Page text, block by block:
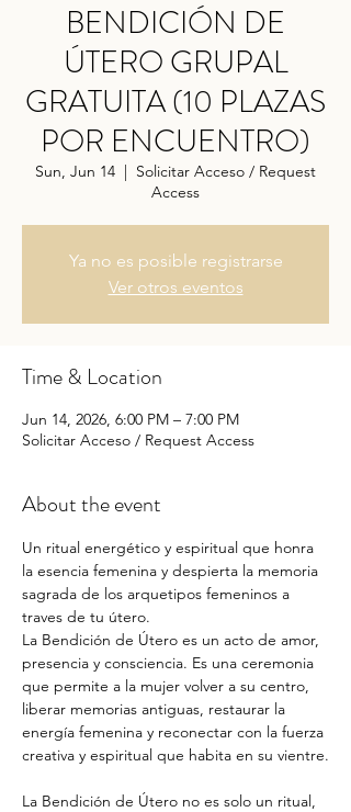
BENDICIÓN DE
ÚTERO GRUPAL
GRATUITA (10 PLAZAS
POR ENCUENTRO)
Sun, Jun 14
  |
Solicitar Acceso / Request
Access
Ya no es posible registrarse
Ver otros eventos
Time & Location
Jun 14, 2026, 6:00 PM – 7:00 PM
Solicitar Acceso / Request Access
About the event
Un ritual energético y espiritual que honra
la esencia femenina y despierta la memoria
sagrada de los arquetipos femeninos a
traves de tu útero.
La Bendición de Útero es un acto de amor,
presencia y consciencia. Es una ceremonia
que permite a la mujer volver a su centro,
liberar memorias antiguas, restaurar la
energía femenina y reconectar con la fuerza
creativa y espiritual que habita en su vientre.
La Bendición de Útero no es solo un ritual,